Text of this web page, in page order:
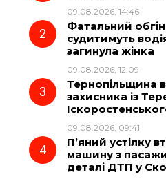
o
o
g
r
a
09.08.2026, 14:46
Фатальний
судитимуть
загинула жінка
09.08.2026, 12:09
Тернопільщина
захисника із
09.08.2026, 09:41
П’яний устілку
машину з
деталі ДТП у